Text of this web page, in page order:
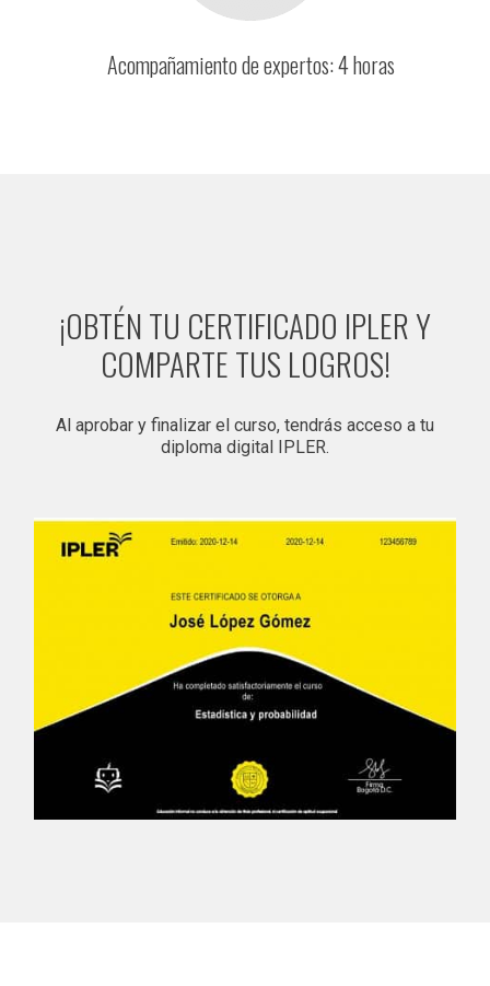
Acompañamiento de expertos: 4 horas
¡OBTÉN TU CERTIFICADO IPLER Y
COMPARTE TUS LOGROS!
Al aprobar y finalizar el curso, tendrás acceso a tu
diploma digital IPLER.